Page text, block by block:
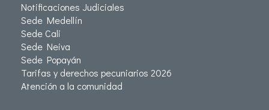
Notificaciones Judiciales
Sede Medellín
Sede Cali
Sede Neiva
Sede Popayán
Tarifas y derechos pecuniarios 2026
Atención a la comunidad